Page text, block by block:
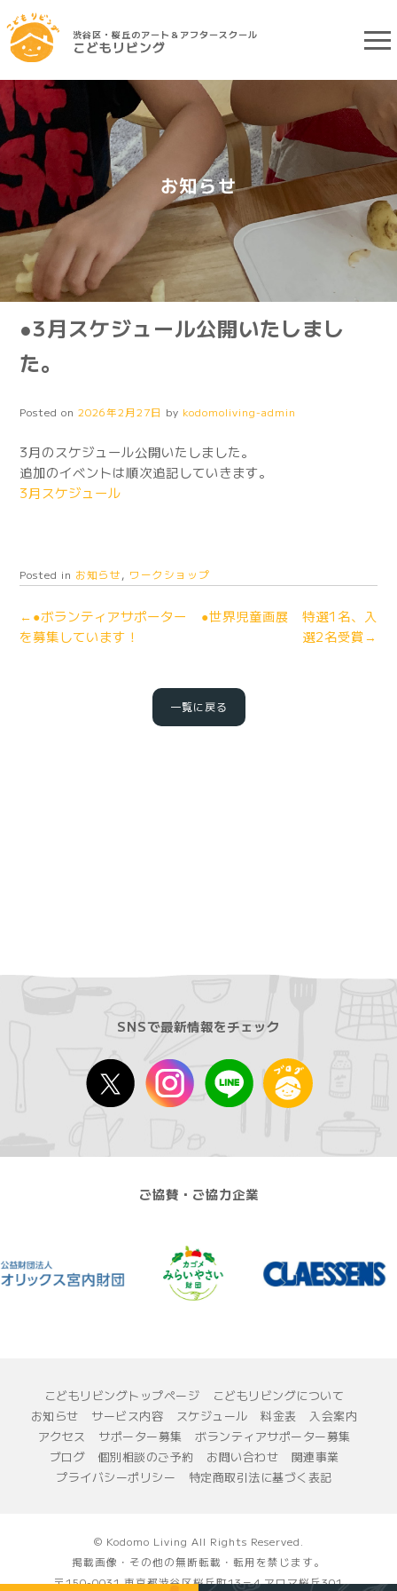
渋谷区・桜丘のアート＆アフタースクール
こどもリビング
お知らせ
●3月スケジュール公開いたしまし
た。
Posted on2026年2月27日 by kodomoliving-admin
3月のスケジュール公開いたしました。
追加のイベントは順次追記していきます。
3月スケジュール
Posted in お知らせ, ワークショップ
←●ボランティアサポーター
を募集しています！
●世界児童画展 特選1名、入
選2名受賞→
一覧に戻る
SNSで最新情報をチェック
ご協賛・ご協力企業
こどもリビングトップページ
こどもリビングについて
お知らせ
サービス内容 スケジュール 料金表
入会案内
アクセス
サポーター募集
ボランティアサポーター募集
ブログ
個別相談のご予約 お問い合わせ
関連事業
プライバシーポリシー
特定商取引法に基づく表記
© Kodomo Living All Rights Reserved.
掲載画像・その他の無断転載・転用を禁じます。
〒150-0031 東京都渋谷区桜丘町13－4 アロマ桜丘301